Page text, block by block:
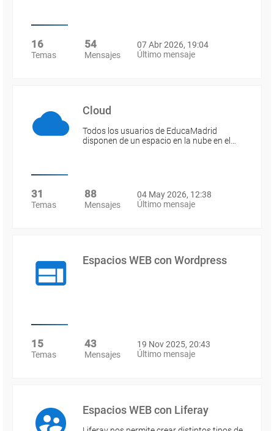
16
Temas
54
Mensajes
07 Abr 2026, 19:04
Último mensaje
Cloud
Todos los usuarios de EducaMadrid
disponen de un espacio en la nube en el…
31
Temas
88
Mensajes
04 May 2026, 12:38
Último mensaje
Espacios WEB con Wordpress
15
Temas
43
Mensajes
19 Nov 2025, 20:43
Último mensaje
Espacios WEB con Liferay